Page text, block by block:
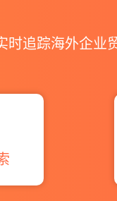
时追踪海外企业